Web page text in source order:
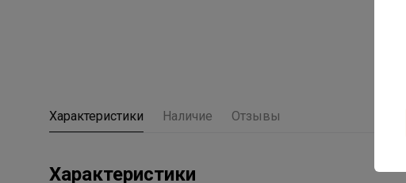
Характеристики Наличие Отзывы
Характеристики